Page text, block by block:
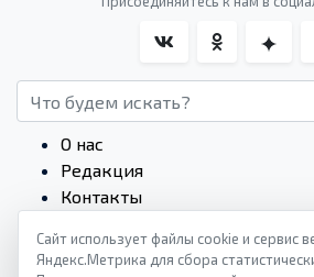
О нас
Редакция
Контакты
Пользовательское
Сайт использует файлы cookie и сервис
Яндекс.Метрика для сбора